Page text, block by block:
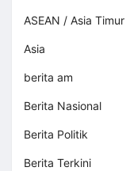
ASEAN / Asia Timur
Asia
berita am
Berita Nasional
Berita Politik
Berita Terkini